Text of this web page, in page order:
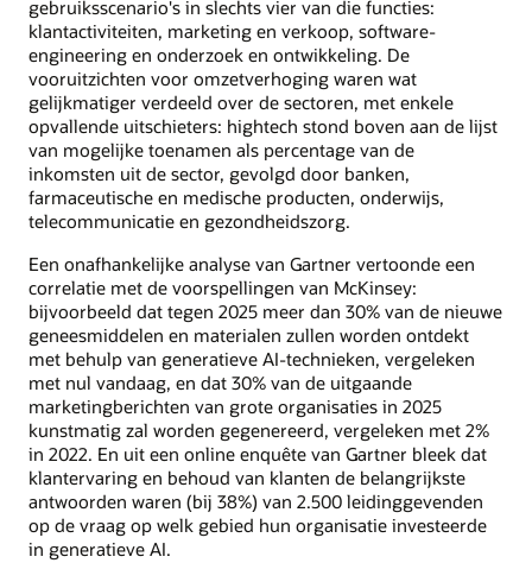
gebruiksscenario's in slechts vier van die functies:
klantactiviteiten, marketing en verkoop, software-
engineering en onderzoek en ontwikkeling. De
vooruitzichten voor omzetverhoging waren wat
gelijkmatiger verdeeld over de sectoren, met enkele
opvallende uitschieters: hightech stond boven aan de lijst
van mogelijke toenamen als percentage van de
inkomsten uit de sector, gevolgd door banken,
farmaceutische en medische producten, onderwijs,
telecommunicatie en gezondheidszorg.
Een onafhankelijke analyse van Gartner vertoonde een
correlatie met de voorspellingen van McKinsey:
bijvoorbeeld dat tegen 2025 meer dan 30% van de nieuwe
geneesmiddelen en materialen zullen worden ontdekt
met behulp van generatieve AI-technieken, vergeleken
met nul vandaag, en dat 30% van de uitgaande
marketingberichten van grote organisaties in 2025
kunstmatig zal worden gegenereerd, vergeleken met 2%
in 2022. En uit een online enquête van Gartner bleek dat
klantervaring en behoud van klanten de belangrijkste
antwoorden waren (bij 38%) van 2.500 leidinggevenden
op de vraag op welk gebied hun organisatie investeerde
in generatieve AI.